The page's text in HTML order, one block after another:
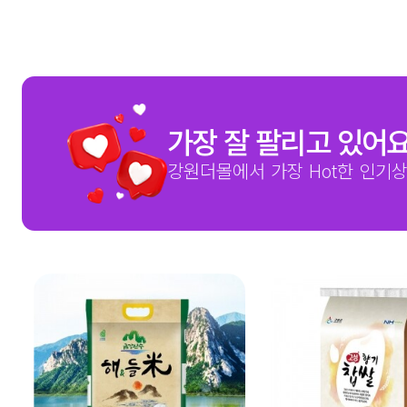
가장 잘 팔리고 있어
강원더몰에서 가장 Hot한 인기